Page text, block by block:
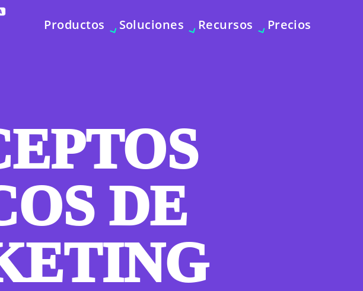
Productos Soluciones Recursos Precios
DE